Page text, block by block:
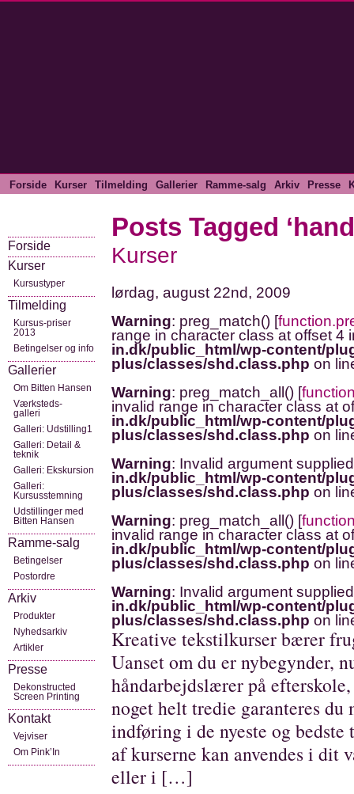
Forside Kurser Tilmelding Gallerier Ramme-salg Arkiv Presse
Posts Tagged
Kurser
lørdag, august 22nd, 2009
Warning: preg_match() [
range in character class at offset 4
in.dk/public_html/wp-content/
plus/classes/shd.class.php on
Warning: preg_match_all() [
invalid range in character class at
in.dk/public_html/wp-content/
plus/classes/shd.class.php on
Warning: Invalid argument
in.dk/public_html/wp-content/
plus/classes/shd.class.php on
Warning: preg_match_all() [
invalid range in character class at
in.dk/public_html/wp-content/
plus/classes/shd.class.php on
Warning: Invalid argument
in.dk/public_html/wp-content/
plus/classes/shd.class.php on
Kreative tekstilkurser bærer
Uanset om du er nybegynder,
håndarbejdslærer på
noget helt tredie garanteres
indføring i de nyeste og
af kurserne kan anvendes i dit
eller i […]
Forside
Kurser
Kursustyper
Tilmelding
Kursus-priser
2013
Betingelser og info
Gallerier
Om Bitten Hansen
Værksteds-
galleri
Galleri: Udstilling1
Galleri: Detail &
teknik
Galleri: Ekskursion
Galleri:
Kursusstemning
Udstillinger med
Bitten Hansen
Ramme-salg
Betingelser
Postordre
Arkiv
Produkter
Nyhedsarkiv
Artikler
Presse
Dekonstructed
Screen Printing
Kontakt
Vejviser
Om Pink’In